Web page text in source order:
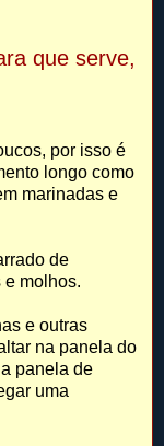
que serve,
por isso é
longo como
marinadas e
de
e molhos.
e outras
na panela do
panela de
uma